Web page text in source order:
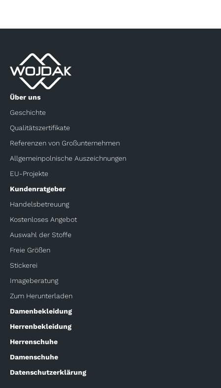
Über uns
Geschichte
Qualitätszertifikate
Referenzen von Großunternehmen
Allgemeinpolnische Auszeichnungen
EU-Projekte
Kundenratgeber
Handelsbetreuung
Kostenloses Angebot
Auswahl der Stoffe
Freie Größen
Stickerei
Imageberatung
Zum Herunterladen
Damenbekleidung
Herrenbekleidung
Herrenschuhe
Damenschuhe
Datenschutzerklärung